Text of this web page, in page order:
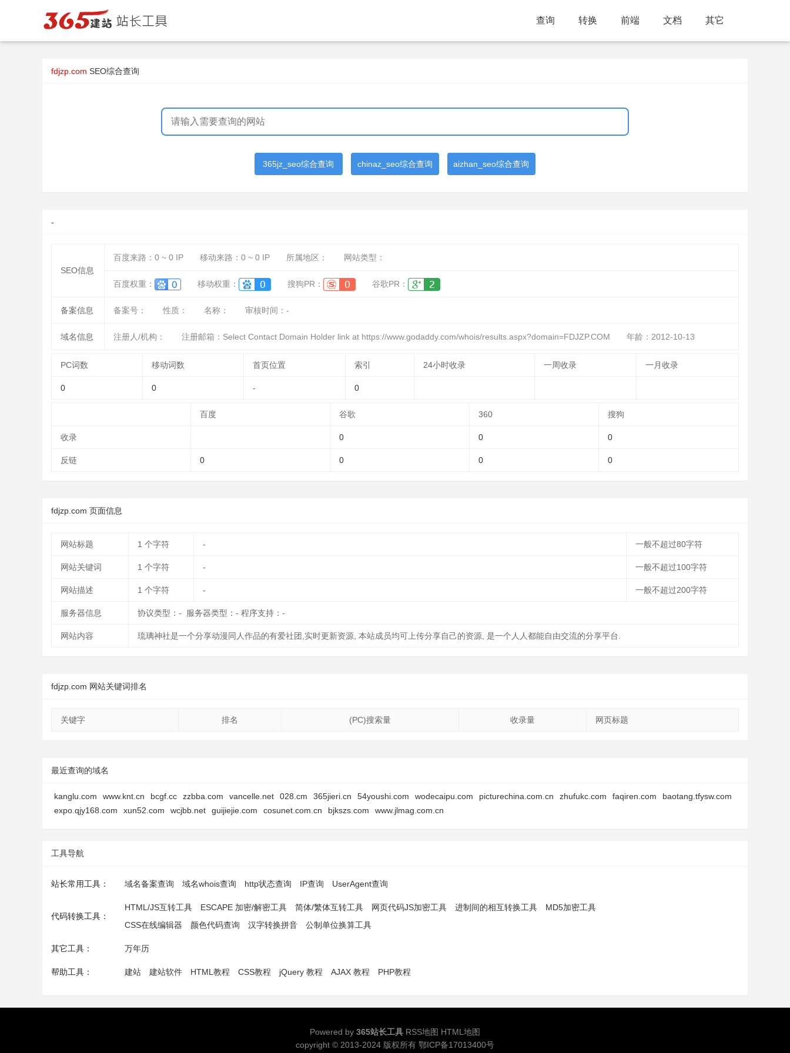
查询 转换 前端 文档 其它
fdjzp.com SEO综合查询
365jz_seo综合查询 chinaz_seo综合查询 aizhan_seo综合查询
-
SEO信息
百度来路： 0 ~ 0 IP 移动来路： 0 ~ 0 IP 所属地区： 网站类型：
百度权重： 移动权重： 搜狗PR： 谷歌PR：
备案信息 备案号： 性质： 名称： 审核时间： -
域名信息 注册人/机构： 注册邮箱：Select Contact Domain Holder link at https://www.godaddy.com/whois/results.aspx?domain=FDJZP.COM 年龄：2012-10-13
PC词数 移动词数 首页位置 索引 24小时收录 一周收录 一月收录
0 0 - 0
百度 谷歌 360 搜狗
收录 0 0 0
反链 0 0 0 0
fdjzp.com 页面信息
网站标题 1 个字符 - 一般不超过80字符
网站关键词 1 个字符 - 一般不超过100字符
网站描述 1 个字符 - 一般不超过200字符
服务器信息 协议类型：- 服务器类型：- 程序支持：-
网站内容 琉璃神社是一个分享动漫同人作品的有爱社团,实时更新资源, 本站成员均可上传分享自己的资源, 是一个人人都能自由交流的分享平台.
fdjzp.com 网站关键词排名
关键字 排名 (PC)搜索量 收录量 网页标题
最近查询的域名
kanglu.com www.knt.cn bcgf.cc zzbba.com vancelle.net 028.cm 365jieri.cn 54youshi.com wodecaipu.com picturechina.com.cn zhufukc.com faqiren.com
baotang.tfysw.com
expo.qjy168.com
xun52.com wcjbb.net guijiejie.com cosunet.com.cn bjkszs.com www.jlmag.com.cn
工具导航
站长常用工具： 域名备案查询 域名whois查询 http状态查询 IP查询 UserAgent查询
代码转换工具：
HTML/JS互转工具 ESCAPE 加密/解密工具 简体/繁体互转工具 网页代码JS加密工具 进制间的相互转换工具
MD5加密工具
CSS在线编辑器
颜色代码查询 汉字转换拼音 公制单位换算工具
其它工具： 万年历
帮助工具： 建站 建站软件 HTML教程 CSS教程 jQuery 教程 AJAX 教程 PHP教程
Powered by 365站长工具 RSS地图 HTML地图
copyright © 2013-2024 版权所有 鄂ICP备17013400号